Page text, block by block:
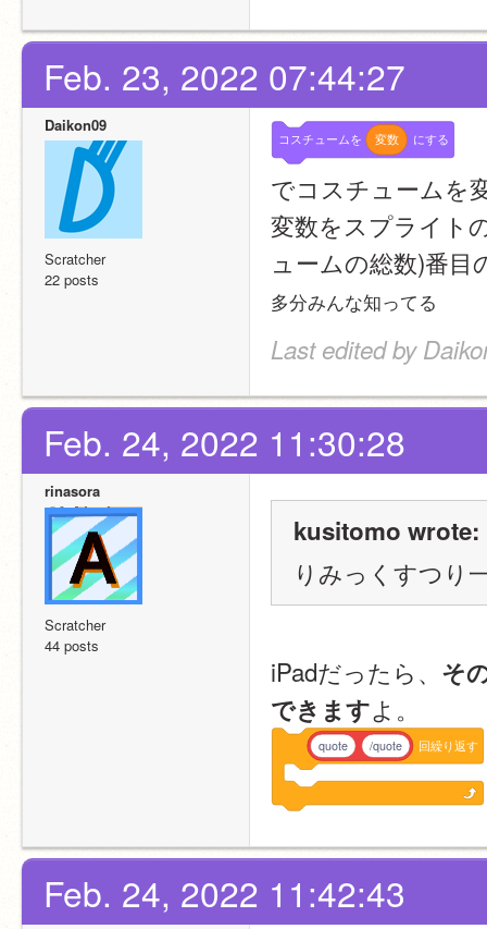
Feb. 23, 2022 07:44:27
Daikon09
Scratcher
22 posts
コスチュームを 変数 にする
でコスチュームを
変数をスプライト
ュームの総数)番
多分みんな知ってる
Last edited by
Feb. 24, 2022 11:30:28
rinasora
Scratcher
44 posts
kusitomo wrote:
りみっくすつり
iPadだったら、 そ
できますよ。
quote /quote 回繰り返す
Feb. 24, 2022 11:42:43